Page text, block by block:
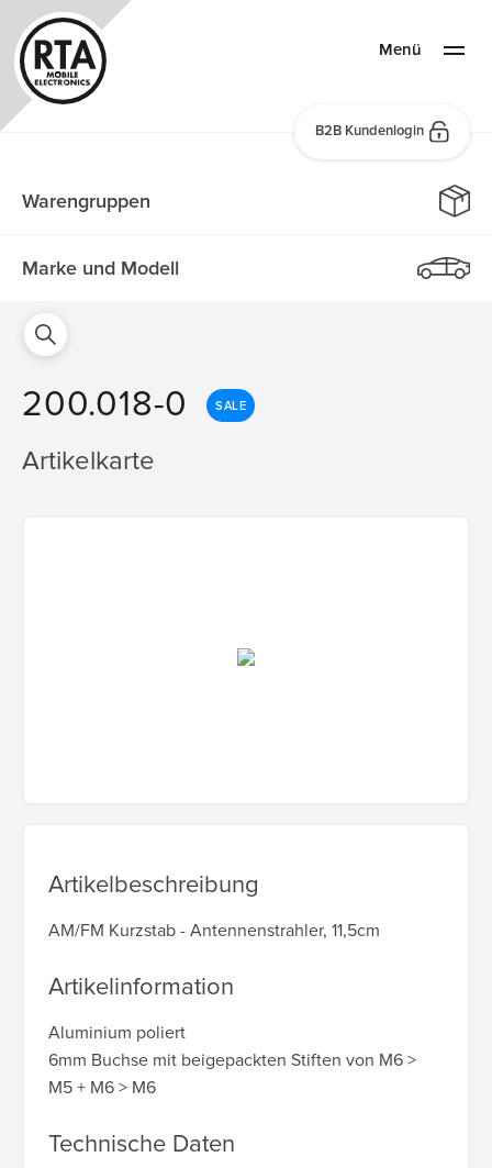
Menü
B2B Kundenlogin
Warengruppen
Marke und Modell
200.018-0 SALE
Artikelkarte
Artikelbeschreibung
AM/FM Kurzstab - Antennenstrahler, 11,5cm
Artikelinformation
Aluminium poliert
6mm Buchse mit beigepackten Stiften von M6 >
M5 + M6 > M6
Technische Daten